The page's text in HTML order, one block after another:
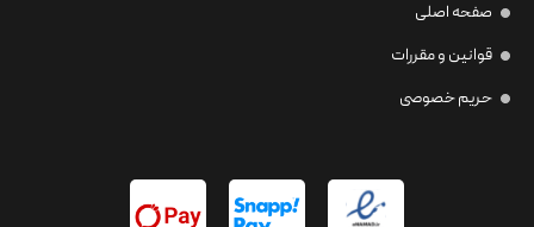
صفحه اصلی
قوانین و مقررات
حریم خصوصی